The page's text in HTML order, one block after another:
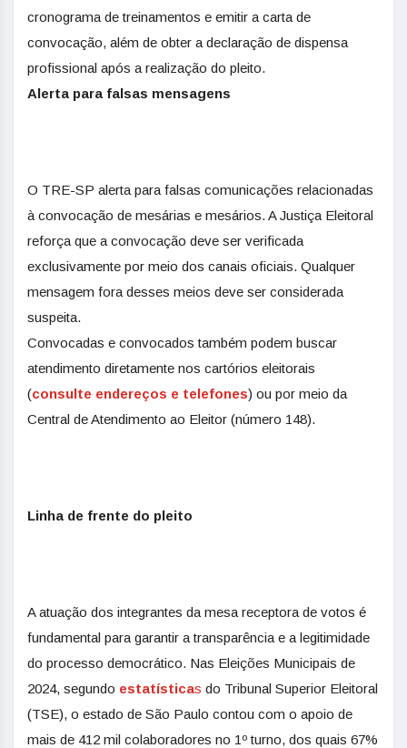
cronograma de treinamentos e emitir a carta de
convocação, além de obter a declaração de dispensa
profissional após a realização do pleito.
Alerta para falsas mensagens
O TRE-SP alerta para falsas comunicações relacionadas
à convocação de mesárias e mesários. A Justiça Eleitoral
reforça que a convocação deve ser verificada
exclusivamente por meio dos canais oficiais. Qualquer
mensagem fora desses meios deve ser considerada
suspeita.
Convocadas e convocados também podem buscar
atendimento diretamente nos cartórios eleitorais
(consulte endereços e telefones) ou por meio da
Central de Atendimento ao Eleitor (número 148).
Linha de frente do pleito
A atuação dos integrantes da mesa receptora de votos é
fundamental para garantir a transparência e a legitimidade
do processo democrático. Nas Eleições Municipais de
2024, segundo estatísticas do Tribunal Superior Eleitoral
(TSE), o estado de São Paulo contou com o apoio de
mais de 412 mil colaboradores no 1º turno, dos quais 67%